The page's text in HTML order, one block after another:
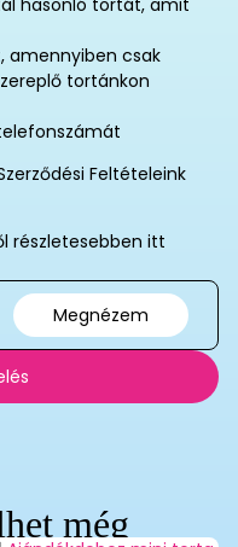
hasonló tortát, amit
amennyiben csak
tortánkon
Feltételeink
részletesebben itt
Megnézem
még